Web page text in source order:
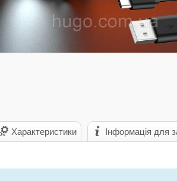
Характеристики Інформація для